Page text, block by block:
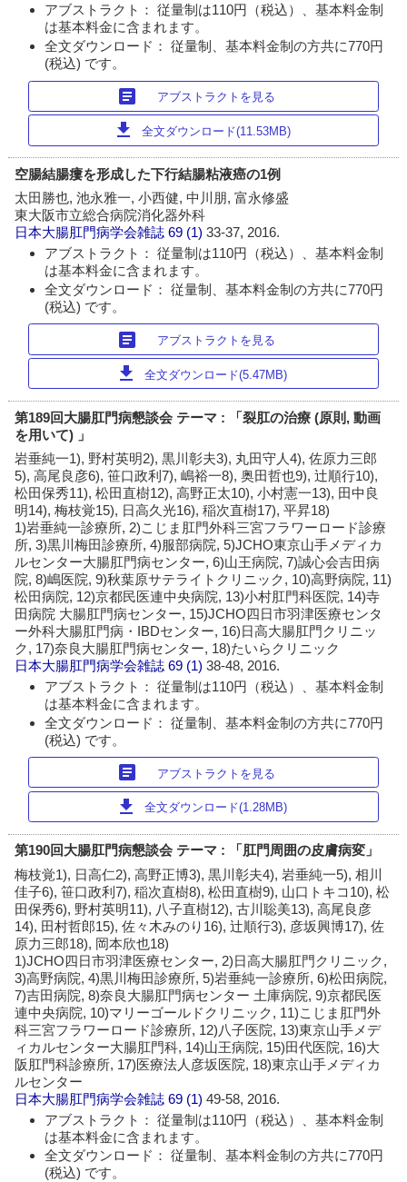
アブストラクト： 従量制は110円（税込）、基本料金制
は基本料金に含まれます。
全文ダウンロード： 従量制、基本料金制の方共に770円
(税込) です。
article アブストラクトを見る
download 全文ダウンロード(11.53MB)
空腸結腸瘻を形成した下行結腸粘液癌の1例
太田勝也, 池永雅一, 小西健, 中川朋, 富永修盛
東大阪市立総合病院消化器外科
日本大腸肛門病学会雑誌 69 (1)33-37, 2016.
アブストラクト： 従量制は110円（税込）、基本料金制
は基本料金に含まれます。
全文ダウンロード： 従量制、基本料金制の方共に770円
(税込) です。
article アブストラクトを見る
download 全文ダウンロード(5.47MB)
第189回大腸肛門病懇談会 テーマ : 「裂肛の治療 (原則, 動画
を用いて) 」
岩垂純一1), 野村英明2), 黒川彰夫3), 丸田守人4), 佐原力三郎
5), 高尾良彦6), 笹口政利7), 嶋裕一8), 奥田哲也9), 辻順行10),
松田保秀11), 松田直樹12), 高野正太10), 小村憲一13), 田中良
明14), 梅枝覚15), 日高久光16), 稲次直樹17), 平昇18)
1)岩垂純一診療所, 2)こじま肛門外科三宮フラワーロード診療
所, 3)黒川梅田診療所, 4)服部病院, 5)JCHO東京山手メディカ
ルセンター大腸肛門病センター, 6)山王病院, 7)誠心会吉田病
院, 8)嶋医院, 9)秋葉原サテライトクリニック, 10)高野病院, 11)
松田病院, 12)京都民医連中央病院, 13)小村肛門科医院, 14)寺
田病院 大腸肛門病センター, 15)JCHO四日市羽津医療センタ
ー外科大腸肛門病・IBDセンター, 16)日高大腸肛門クリニッ
ク, 17)奈良大腸肛門病センター, 18)たいらクリニック
日本大腸肛門病学会雑誌 69 (1)38-48, 2016.
アブストラクト： 従量制は110円（税込）、基本料金制
は基本料金に含まれます。
全文ダウンロード： 従量制、基本料金制の方共に770円
(税込) です。
article アブストラクトを見る
download 全文ダウンロード(1.28MB)
第190回大腸肛門病懇談会 テーマ : 「肛門周囲の皮膚病変」
梅枝覚1), 日高仁2), 高野正博3), 黒川彰夫4), 岩垂純一5), 相川
佳子6), 笹口政利7), 稲次直樹8), 松田直樹9), 山口トキコ10), 松
田保秀6), 野村英明11), 八子直樹12), 古川聡美13), 高尾良彦
14), 田村哲郎15), 佐々木みのり16), 辻順行3), 彦坂興博17), 佐
原力三郎18), 岡本欣也18)
1)JCHO四日市羽津医療センター, 2)日高大腸肛門クリニック,
3)高野病院, 4)黒川梅田診療所, 5)岩垂純一診療所, 6)松田病院,
7)吉田病院, 8)奈良大腸肛門病センター 土庫病院, 9)京都民医
連中央病院, 10)マリーゴールドクリニック, 11)こじま肛門外
科三宮フラワーロード診療所, 12)八子医院, 13)東京山手メデ
ィカルセンター大腸肛門科, 14)山王病院, 15)田代医院, 16)大
阪肛門科診療所, 17)医療法人彦坂医院, 18)東京山手メディカ
ルセンター
日本大腸肛門病学会雑誌 69 (1)49-58, 2016.
アブストラクト： 従量制は110円（税込）、基本料金制
は基本料金に含まれます。
全文ダウンロード： 従量制、基本料金制の方共に770円
(税込) です。